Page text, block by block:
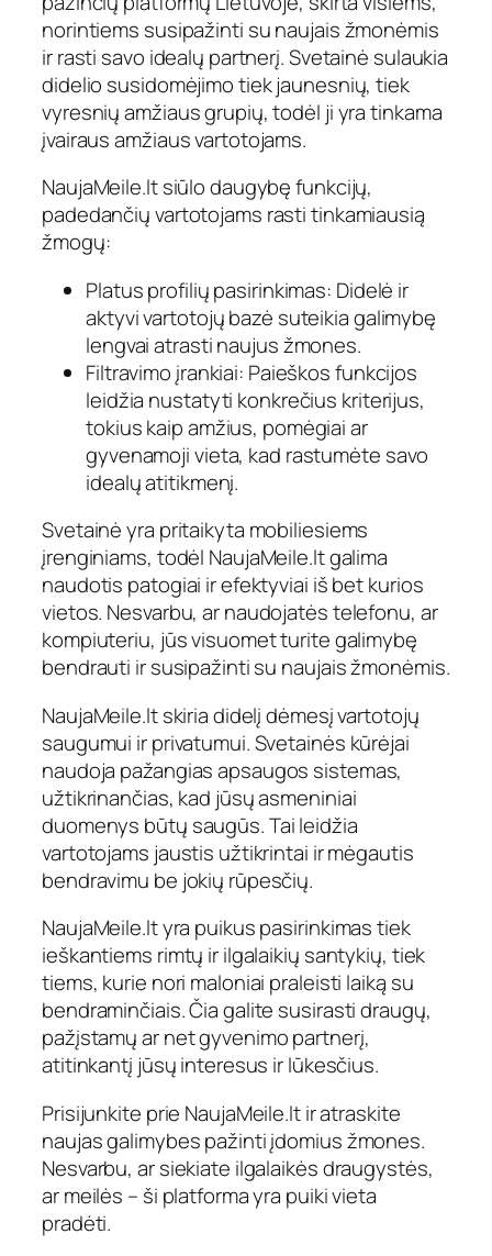
norintiems susipažinti su naujais žmonėmis
ir rasti savo idealų partnerį. Svetainė sulaukia
didelio susidomėjimo tiek jaunesnių, tiek
vyresnių amžiaus grupių, todėl ji yra tinkama
įvairaus amžiaus vartotojams.
NaujaMeile.lt siūlo daugybę funkcijų,
padedančių vartotojams rasti tinkamiausią
žmogų:
Platus profilių pasirinkimas: Didelė ir
aktyvi vartotojų bazė suteikia galimybę
lengvai atrasti naujus žmones.
Filtravimo įrankiai: Paieškos funkcijos
leidžia nustatyti konkrečius kriterijus,
tokius kaip amžius, pomėgiai ar
gyvenamoji vieta, kad rastumėte savo
idealų atitikmenį.
Svetainė yra pritaikyta mobiliesiems
įrenginiams, todėl NaujaMeile.lt galima
naudotis patogiai ir efektyviai iš bet kurios
vietos. Nesvarbu, ar naudojatės telefonu, ar
kompiuteriu, jūs visuomet turite galimybę
bendrauti ir susipažinti su naujais žmonėmis.
NaujaMeile.lt skiria didelį dėmesį vartotojų
saugumui ir privatumui. Svetainės kūrėjai
naudoja pažangias apsaugos sistemas,
užtikrinančias, kad jūsų asmeniniai
duomenys būtų saugūs. Tai leidžia
vartotojams jaustis užtikrintai ir mėgautis
bendravimu be jokių rūpesčių.
NaujaMeile.lt yra puikus pasirinkimas tiek
ieškantiems rimtų ir ilgalaikių santykių, tiek
tiems, kurie nori maloniai praleisti laiką su
bendraminčiais. Čia galite susirasti draugų,
pažįstamų ar net gyvenimo partnerį,
atitinkantį jūsų interesus ir lūkesčius.
Prisijunkite prie NaujaMeile.lt ir atraskite
naujas galimybes pažinti įdomius žmones.
Nesvarbu, ar siekiate ilgalaikės draugystės,
ar meilės – ši platforma yra puiki vieta
pradėti.